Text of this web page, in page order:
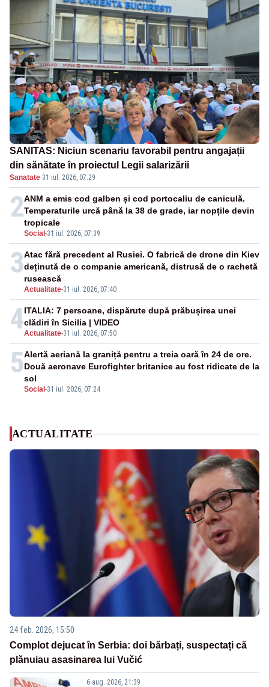
SANITAS: Niciun scenariu favorabil pentru angajații
din sănătate în proiectul Legii salarizării
Sanatate·31 iul. 2026, 07:29
2
Social -31 iul. 2026, 07:39
ANM a emis cod galben și cod portocaliu de caniculă.
Temperaturile urcă până la 38 de grade, iar nopțile devin
tropicale
3
Actualitate-31 iul. 2026, 07:40
Atac fără precedent al Rusiei. O fabrică de drone din Kiev
deținută de o companie americană, distrusă de o rachetă
rusească
4Actualitate-31 iul. 2026, 07:50
ITALIA: 7 persoane, dispărute după prăbușirea unei
clădiri în Sicilia | VIDEO
5
Social -31 iul. 2026, 07:24
Alertă aeriană la graniță pentru a treia oară în 24 de ore.
Două aeronave Eurofighter britanice au fost ridicate de la
sol
ACTUALITATE
24 feb. 2026, 15:50
Complot dejucat în Serbia: doi bărbați, suspectați că
plănuiau asasinarea lui Vučić
6 aug. 2026, 21:39